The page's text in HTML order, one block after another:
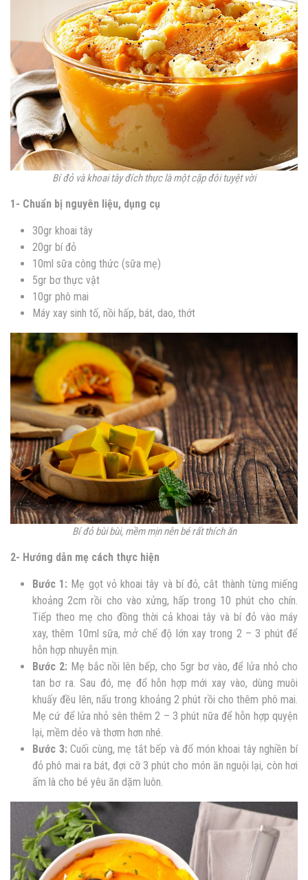
Bí đỏ và khoai tây đích thực là một cặp đôi tuyệt vời
1- Chuẩn bị nguyên liệu, dụng cụ
30gr khoai tây
20gr bí đỏ
10ml sữa công thức (sữa mẹ)
5gr bơ thực vật
10gr phô mai
Máy xay sinh tố, nồi hấp, bát, dao, thớt
Bí đỏ bùi bùi, mềm mịn nên bé rất thích ăn
2- Hướng dẫn mẹ cách thực hiện
Bước 1: Mẹ gọt vỏ khoai tây và bí đỏ, cắt thành từng miếng
khoảng 2cm rồi cho vào xửng, hấp trong 10 phút cho chín.
Tiếp theo mẹ cho đồng thời cả khoai tây và bí đỏ vào máy
xay, thêm 10ml sữa, mở chế độ lớn xay trong 2 – 3 phút để
hỗn hợp nhuyễn mịn.
Bước 2: Mẹ bắc nồi lên bếp, cho 5gr bơ vào, để lửa nhỏ cho
tan bơ ra. Sau đó, mẹ đổ hỗn hợp mới xay vào, dùng muôi
khuấy đều lên, nấu trong khoảng 2 phút rồi cho thêm phô mai.
Mẹ cứ để lửa nhỏ sên thêm 2 – 3 phút nữa để hỗn hợp quyện
lại, mềm dẻo và thơm hơn nhé.
Bước 3: Cuối cùng, mẹ tắt bếp và đổ món khoai tây nghiền bí
đỏ phô mai ra bát, đợi cỡ 3 phút cho món ăn nguội lại, còn hơi
ấm là cho bé yêu ăn dặm luôn.